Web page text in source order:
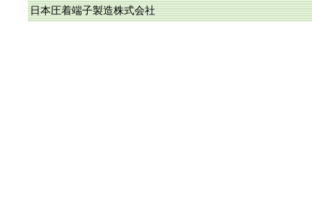
日本圧着端子製造株式会社